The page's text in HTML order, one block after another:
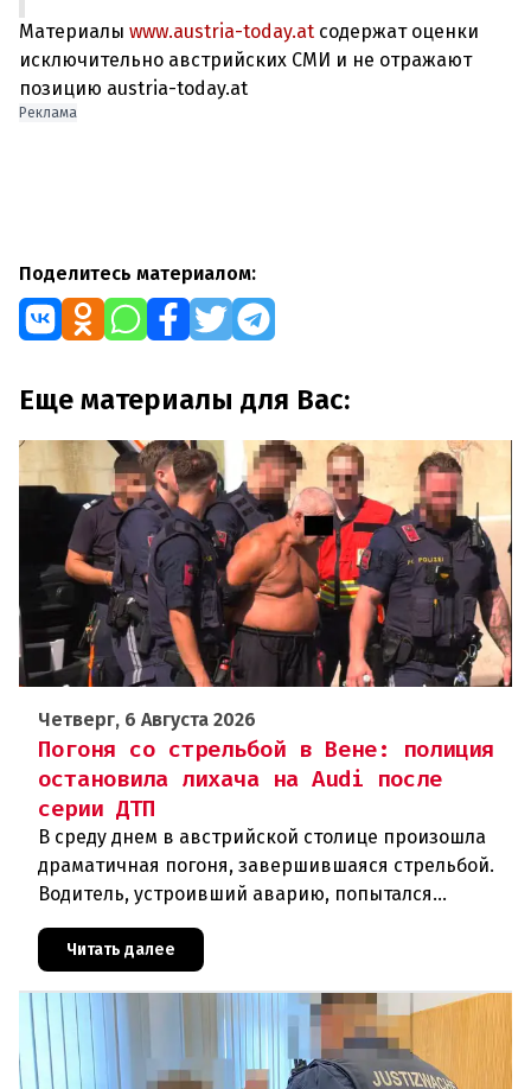
Материалы www.austria-today.at содержат оценки
исключительно австрийских СМИ и не отражают
позицию austria-today.at
Реклама
Поделитесь материалом:
Еще материалы для Вас:
Четверг, 6 Августа 2026
Погоня со стрельбой в Вене: полиция
остановила лихача на Audi после
серии ДТП
В среду днем в австрийской столице произошла
драматичная погоня, завершившаяся стрельбой.
Водитель, устроивший аварию, попытался
скрыться от полиции, спровоцировав несколько
новых столкновений.Что слу
Читать далее